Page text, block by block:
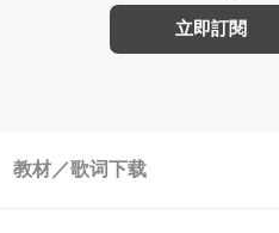
立即訂閱
教材／歌词下载